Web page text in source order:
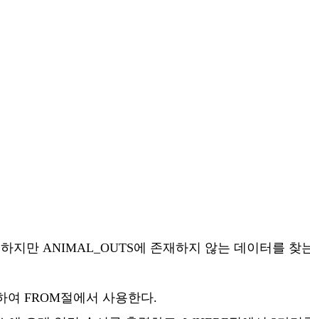
지만 ANIMAL_OUTS에 존재하지 않는 데이터를 찾
여 FROM절에서 사용한다.